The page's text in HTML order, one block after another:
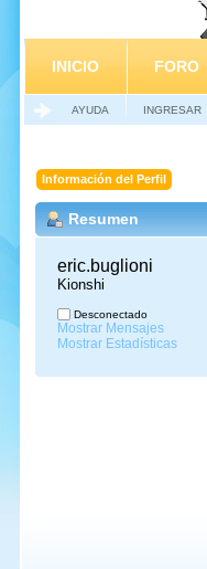
INICIO FORO
AYUDA INGRESAR
Información del Perfil
Resumen
eric.buglioni
Kionshi
Desconectado
Mostrar Mensajes
Mostrar Estadísticas